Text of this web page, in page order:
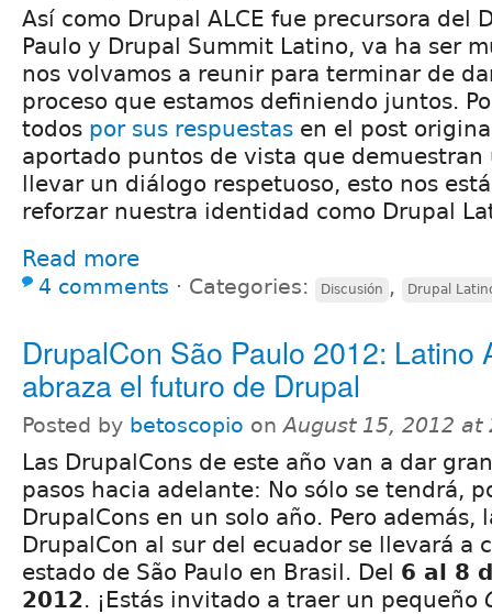
Así como Drupal ALCE fue precursora del
Paulo y Drupal Summit Latino, va ha ser
nos volvamos a reunir para terminar de
proceso que estamos definiendo juntos.
todos por sus respuestas en el post
aportado puntos de vista que demuestran
llevar un diálogo respetuoso, esto nos
reforzar nuestra identidad como Drupal
Read more
4 comments ⋅ Categories: Discusión , Drupal
DrupalCon São Paulo 2012: Latino
abraza el futuro de Drupal
Posted by betoscopio onAugust 15, 2012 at
Las DrupalCons de este año van a dar
pasos hacia adelante: No sólo se tendrá,
DrupalCons en un solo año. Pero además,
DrupalCon al sur del ecuador se llevará a
estado de São Paulo en Brasil. Del 6 al 8
2012. ¡Estás invitado a traer un pequeño